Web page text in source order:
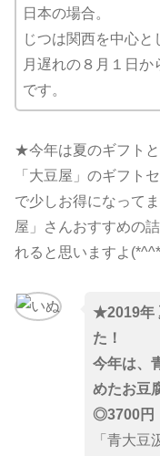
日本の場合。
じつは関西を中心と
月遅れの８月１日
です。
★今年は夏のギフト
「大豆屋」のギフト
で少しお得になって
屋」さんおすすめの
れると思いますよ
★2019年
た！
今年は、
めたお豆
◎3700円
「青大豆